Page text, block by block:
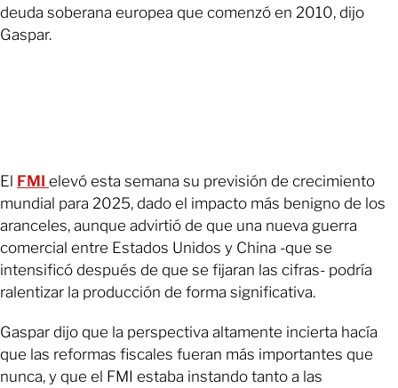
deuda soberana europea que comenzó en 2010, dijo
Gaspar.
El FMI elevó esta semana su previsión de crecimiento
mundial para 2025, dado el impacto más benigno de los
aranceles, aunque advirtió de que una nueva guerra
comercial entre Estados Unidos y China -que se
intensificó después de que se fijaran las cifras- podría
ralentizar la producción de forma significativa.
Gaspar dijo que la perspectiva altamente incierta hacía
que las reformas fiscales fueran más importantes que
nunca, y que el FMI estaba instando tanto a las